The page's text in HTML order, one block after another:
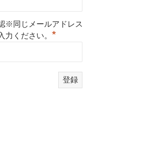
※同じメールアドレス
力ください。 *